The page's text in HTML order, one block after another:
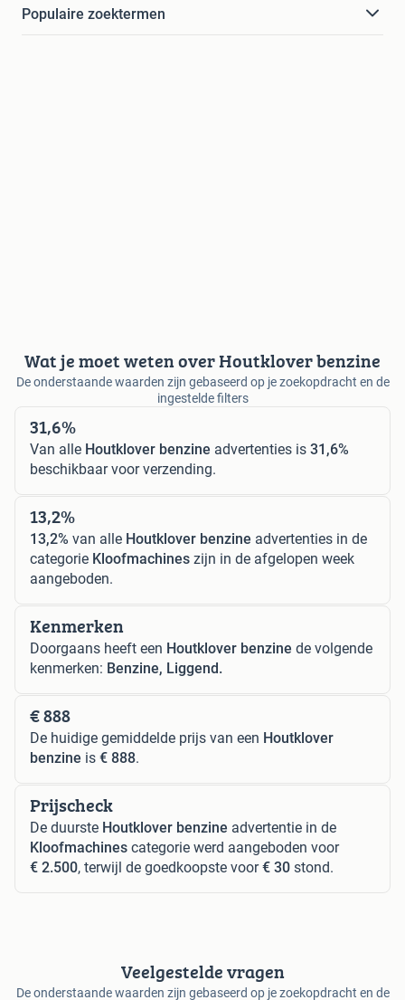
Populaire zoektermen
Wat je moet weten over Houtklover benzine
De onderstaande waarden zijn gebaseerd op je zoekopdracht en de
ingestelde filters
31,6%
Van alle Houtklover benzine advertenties is 31,6%
beschikbaar voor verzending.
13,2%
13,2% van alle Houtklover benzine advertenties in de
categorie Kloofmachines zijn in de afgelopen week
aangeboden.
Kenmerken
Doorgaans heeft een Houtklover benzine de volgende
kenmerken: Benzine, Liggend.
€ 888
De huidige gemiddelde prijs van een Houtklover
benzine is € 888.
Prijscheck
De duurste Houtklover benzine advertentie in de
Kloofmachines categorie werd aangeboden voor
€ 2.500, terwijl de goedkoopste voor€ 30 stond.
Veelgestelde vragen
De onderstaande waarden zijn gebaseerd op je zoekopdracht en de